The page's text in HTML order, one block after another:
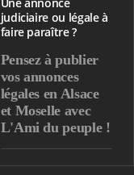
judiciaire ou légale à
faire paraître ?
Pensez à publier
vos annonces
légales en Alsace
et Moselle avec
L'Ami du peuple !